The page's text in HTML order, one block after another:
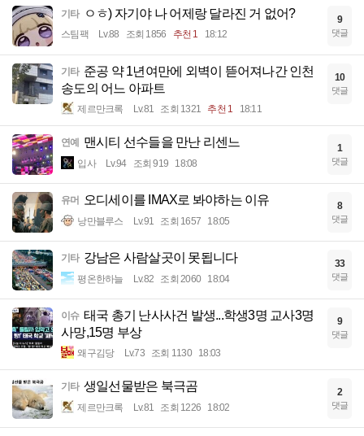
기타 ㅇㅎ) 자기야 나 어제랑 달라진 거 없어?
스팀팩 Lv.88 조회 1856 추천 1 18:12
9
댓글
기타 준공 약 1년여만에 외벽이 뜯어져나간 인천
송도의 어느 아파트
제르만크록 Lv.81 조회 1321 추천 1 18:11
10
댓글
연예 맨시티 선수들을 만난 리센느
입사 Lv.94 조회 919 18:08
1
댓글
유머 오디세이를 IMAX로 봐야하는 이유
낭만블루스 Lv.91 조회 1657 18:05
8
댓글
기타 강남은 사람살곳이 못됩니다
평온한하늘 Lv.82 조회 2060 18:04
33
댓글
이슈 태국 총기 난사사건 발생...학생3명 교사3명
사망,15명 부상
왜구김당 Lv.73 조회 1130 18:03
9
댓글
기타 생일선물받은 북극곰
제르만크록 Lv.81 조회 1226 18:02
2
댓글